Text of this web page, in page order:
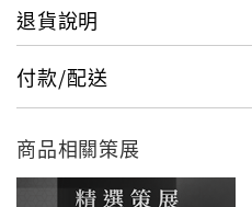
退貨說明
付款/配送
商品相關策展